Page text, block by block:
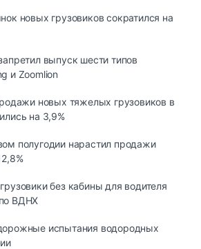
новых грузовиков сократился на
выпуск шести типов
и Zoomlion
новых тяжелых грузовиков в
на 3,9%
полугодии нарастил продажи
без кабины для водителя
ВДНХ
испытания водородных